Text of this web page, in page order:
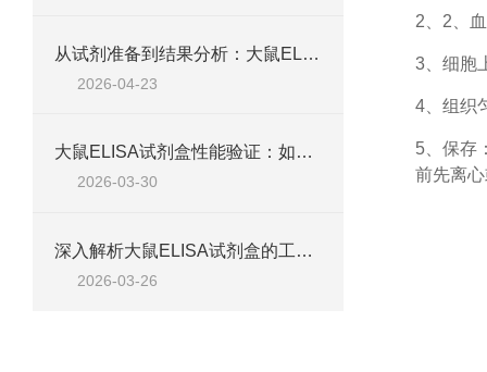
从试剂准备到结果分析：大鼠ELISA试剂盒操作技巧、浓度校准及实验高效完成全攻略
2026-04-23
大鼠ELISA试剂盒性能验证：如何通过检测范围、精密度、回收率等指标评估准确性
2026-03-30
深入解析大鼠ELISA试剂盒的工作原理、类型与核心试剂
2026-03-26
2、 2、
3、细胞
4、组织
5、保存
前先离